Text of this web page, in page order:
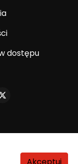
dostępu
prawa